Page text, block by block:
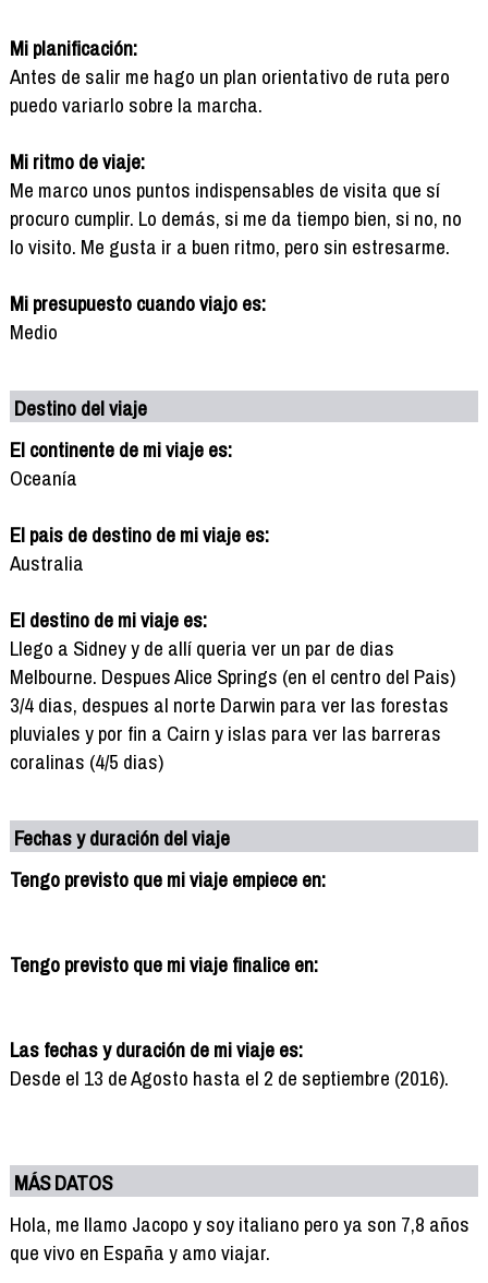
Mi planificación:
Antes de salir me hago un plan orientativo de ruta pero
puedo variarlo sobre la marcha.
Mi ritmo de viaje:
Me marco unos puntos indispensables de visita que sí
procuro cumplir. Lo demás, si me da tiempo bien, si no, no
lo visito. Me gusta ir a buen ritmo, pero sin estresarme.
Mi presupuesto cuando viajo es:
Medio
Destino del viaje
El continente de mi viaje es:
Oceanía
El pais de destino de mi viaje es:
Australia
El destino de mi viaje es:
Llego a Sidney y de allí queria ver un par de dias
Melbourne. Despues Alice Springs (en el centro del Pais)
3/4 dias, despues al norte Darwin para ver las forestas
pluviales y por fin a Cairn y islas para ver las barreras
coralinas (4/5 dias)
Fechas y duración del viaje
Tengo previsto que mi viaje empiece en:
Tengo previsto que mi viaje finalice en:
Las fechas y duración de mi viaje es:
Desde el 13 de Agosto hasta el 2 de septiembre (2016).
MÁS DATOS
Hola, me llamo Jacopo y soy italiano pero ya son 7,8 años
que vivo en España y amo viajar.